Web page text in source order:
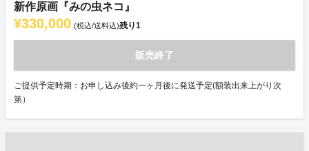
新作原画『みの虫ネコ』
¥330,000 (税込/送料込)残り1
販売終了
ご提供予定時期：お申し込み後約一ヶ月後に発送予定(額装出来上がり次
第）